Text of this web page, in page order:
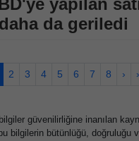
yapılan
da geriledi
2 3 4 5 6 7 8 ›
güvenilirliğine inanılan
bilgilerin bütünlüğü, doğruluğu